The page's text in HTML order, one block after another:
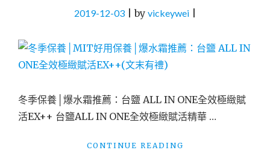
2019-12-03|by vickeywei|
冬季保養│爆水霜推薦：台鹽 ALL IN ONE全效極緻賦
活EX++ 台鹽ALL IN ONE全效極緻賦活精華 …
CONTINUE READING